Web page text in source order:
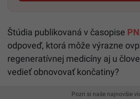
Štúdia publikovaná v časopise
odpoveď, ktorá môže výrazne
regeneratívnej medicíny aj u
vedieť obnovovať končatiny?
Pozri si naše najnovšie